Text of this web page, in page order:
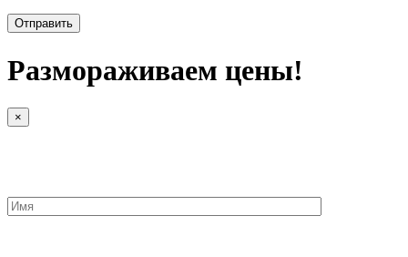
Размораживаем цены!
×